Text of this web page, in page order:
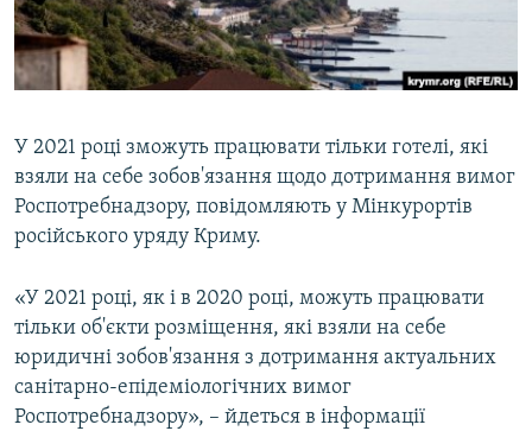
СВІДЧЕННЯ ОКУПАЦІЇ
УКРАЇНСЬКА ПРОБЛЕМА КРИМУ
Русский
Qırımtatar
Усі сайти RFE/RL
У 2021 році зможуть працювати тільки готелі, які
взяли на себе зобов'язання щодо дотримання вимог
Роспотребнадзору, повідомляють у Мінкурортів
російського уряду Криму.
«У 2021 році, як і в 2020 році, можуть працювати
тільки об'єкти розміщення, які взяли на себе
юридичні зобов'язання з дотримання актуальних
санітарно-епідеміологічних вимог
Роспотребнадзору», – йдеться в інформації